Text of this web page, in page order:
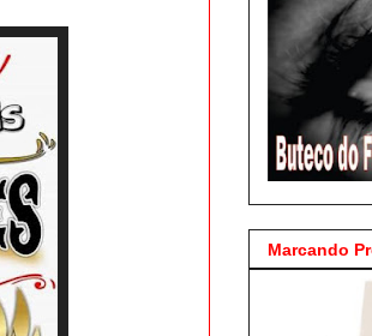
Marcando